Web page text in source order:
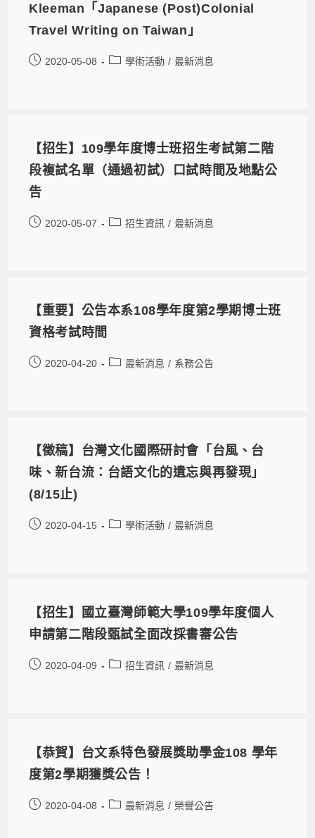
Kleeman「Japanese (Post)Colonial
Travel Writing on Taiwan」
2020-05-08 學術活動 / 最新消息
【招生】109學年度博士班招生考試第二階
段複試名單（通過初試）口試時間及地點公
告
2020-05-07 招生資訊 / 最新消息
【重要】公告本系108學年度第2學期博士班
資格考試時間
2020-04-20 最新消息 / 系務公告
【徵稿】台灣文化國際研討會「台風、台
味、新台流：台語文化的遺忘與再發現」
(8/15止)
2020-04-15 學術活動 / 最新消息
【招生】國立臺灣師範大學109學年度個人
申請第二階段甄試全面改採書審公告
2020-04-09 招生資訊 / 最新消息
【恭賀】台文系特色發展獎助學金108 學年
度第2學期獲獎公告！
2020-04-08 最新消息 / 榮譽公告